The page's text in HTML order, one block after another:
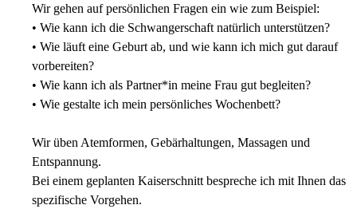
Wir gehen auf persönlichen Fragen ein wie zum Beispiel:
• Wie kann ich die Schwangerschaft natürlich unterstützen?
• Wie läuft eine Geburt ab, und wie kann ich mich gut darauf
vorbereiten?
• Wie kann ich als Partner*in meine Frau gut begleiten?
• Wie gestalte ich mein persönliches Wochenbett?
Wir üben Atemformen, Gebärhaltungen, Massagen und
Entspannung.
Bei einem geplanten Kaiserschnitt bespreche ich mit Ihnen das
spezifische Vorgehen.